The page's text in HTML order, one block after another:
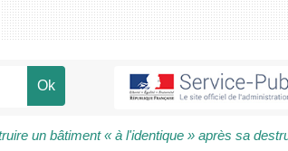
un bâtiment « à l'identique » après sa